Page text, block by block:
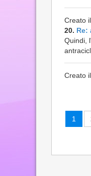
Creato
20. Re:
Quindi,
Creato
1